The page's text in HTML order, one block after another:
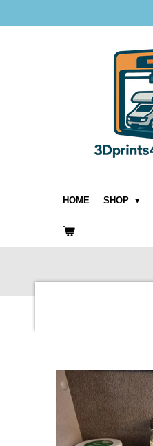
HOME SHOP